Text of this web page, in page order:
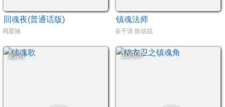
回魂夜(普通话版)
周星驰
镇魂法师
吴千语 陈信喆
超清 1080P